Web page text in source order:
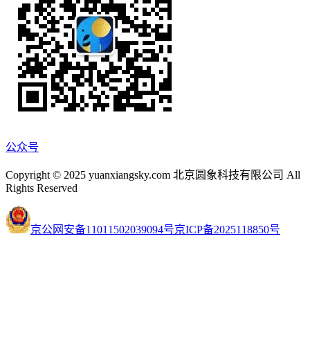
公众号
Copyright © 2025 yuanxiangsky.com 北京圆象科技有限公司 All
Rights Reserved
京公网安备11011502039094号京ICP备2025118850号